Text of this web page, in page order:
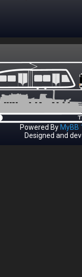
Powered By MyBB
Designed and